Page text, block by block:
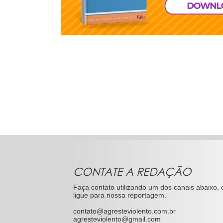
CONTATE A REDAÇÃO
Faça contato utilizando um dos canais abaixo,
ligue para nossa reportagem.
contato@agresteviolento.com.br
agresteviolento@gmail.com